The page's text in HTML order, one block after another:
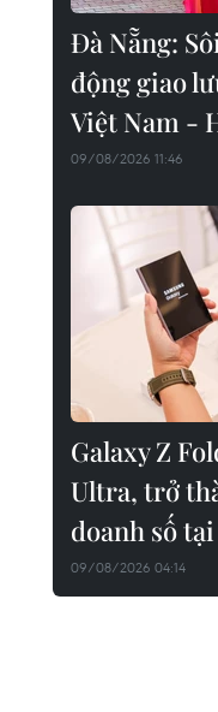
Đà Nẵng:
động giao
Việt Nam -
09/08/2026 11:46
Galaxy Z
Ultra, trở
doanh số
09/08/2026 04:14